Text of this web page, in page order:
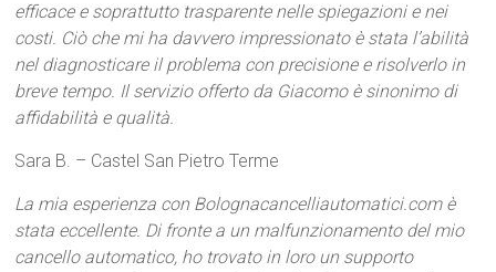
efficace e soprattutto trasparente nelle spiegazioni e nei
costi. Ciò che mi ha davvero impressionato è stata l’abilità
nel diagnosticare il problema con precisione e risolverlo in
breve tempo. Il servizio offerto da Giacomo è sinonimo di
affidabilità e qualità.
Sara B. – Castel San Pietro Terme
La mia esperienza con Bolognacancelliautomatici.com è
stata eccellente. Di fronte a un malfunzionamento del mio
cancello automatico, ho trovato in loro un supporto